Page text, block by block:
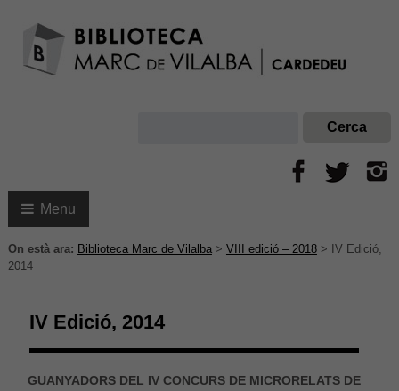
Menu
On està ara: Biblioteca Marc de Vilalba> VIII edició – 2018> IV Edició,
2014
IV Edició, 2014
GUANYADORS DEL IV CONCURS DE MICRORELATS DE